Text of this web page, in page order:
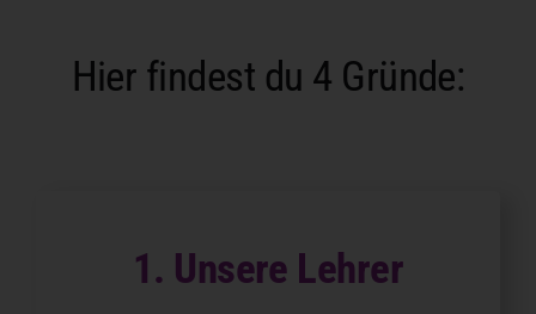
Hier findest du 4 Gründe:
1. Unsere Lehrer